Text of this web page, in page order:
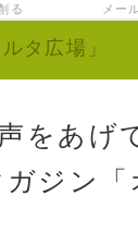
を創る メールマ
タ広場」
をあげ
ジン「